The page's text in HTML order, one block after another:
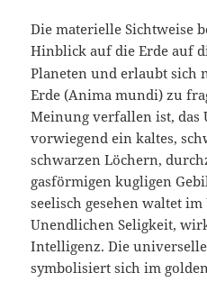
Die materielle Sichtweise
Hinblick auf die Erde auf
Planeten und erlaubt sich
Erde (Anima mundi) zu
Meinung verfallen ist, das
vorwiegend ein kaltes,
schwarzen Löchern,
gasförmigen kugligen
seelisch gesehen waltet
Unendlichen Seligkeit,
Intelligenz. Die
symbolisiert sich im